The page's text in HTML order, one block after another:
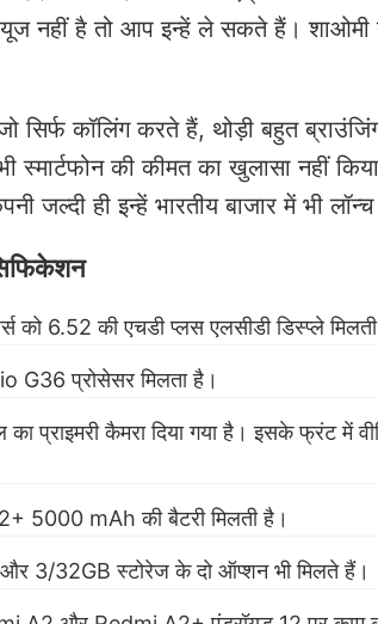
नहीं है तो आप इन्हें ले सकते हैं। शाओमी ने
सिर्फ कॉलिंग करते हैं, थोड़ी बहुत
की कीमत का खुलासा नहीं
जल्दी ही इन्हें भारतीय बाजार में भी
6.52 की एचडी प्लस एलसीडी डिस्प्ले
G36 प्रोसेसर मिलता है।
का प्राइमरी कैमरा दिया गया है। इसके फ्रंट में
5000 mAh की बैटरी मिलती है।
और 3/32GB स्टोरेज के दो ऑप्शन भी मिलते हैं।